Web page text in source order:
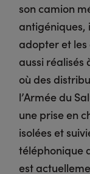
son camion
antigéniques,
adopter et les
aussi réalisés
où des
l’Armée du
une prise en
isolées et
téléphonique
est